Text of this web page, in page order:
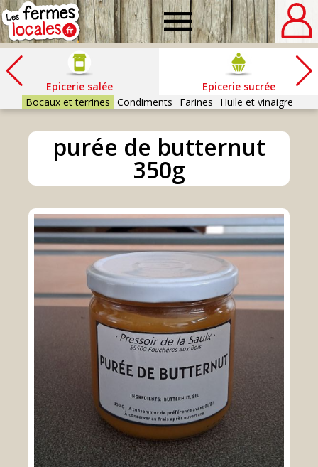
Fermes
locales
Epicerie salée
Epicerie sucrée
Bocaux et terrines Condiments Farines Huile et vinaigre
purée de butternut
350g